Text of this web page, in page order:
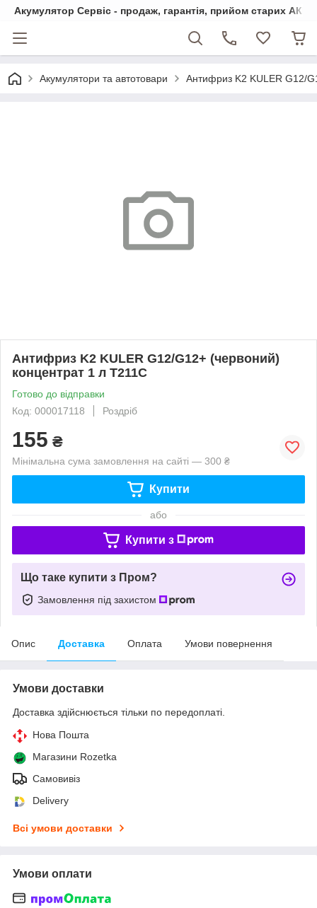
Акумулятор Сервіс - продаж, гарантія, прийом старих АКБ
Акумулятори та автотовари Антифриз K2 KULER G12/
Антифриз K2 KULER G12/G12+ (червоний)
концентрат 1 л T211C
Готово до відправки
Код: 000017118
Роздріб
155 ₴
Мінімальна сума замовлення на сайті — 300 ₴
Купити
або
Купити з
Що таке купити з Пром?
Замовлення під захистом
Опис Доставка Оплата Умови повернення
Умови доставки
Доставка здійснюється тільки по передоплаті.
Нова Пошта
Магазини Rozetka
Самовивіз
Delivery
Всі умови доставки
Умови оплати